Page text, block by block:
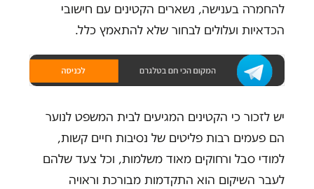
להחמרה בענישה, נשארים הקטינים עם חישובי
הכדאיות ועלולים לבחור שלא להתאמץ כלל.
יש לזכור כי הקטינים המגיעים לבית המשפט לנוער
הם פעמים רבות פליטים של נסיבות חיים קשות,
למודי סבל ורחוקים מאוד משלמות, וכל צעד שלהם
לעבר השיקום הוא התקדמות מבורכת וראויה